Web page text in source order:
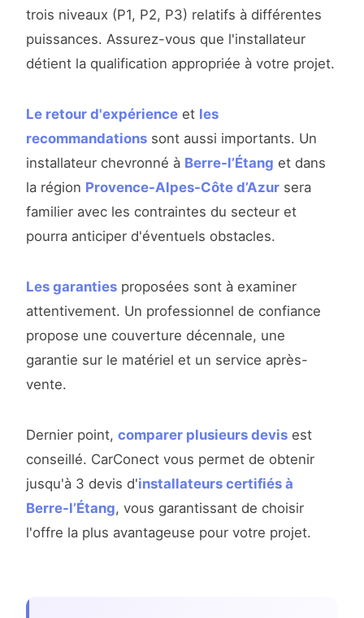
trois niveaux (P1, P2, P3) relatifs à différentes
puissances. Assurez-vous que l'installateur
détient la qualification appropriée à votre projet.
Le retour d'expérience et les
recommandations sont aussi importants. Un
installateur chevronné à Berre-l’Étang et dans
la région Provence-Alpes-Côte d’Azur sera
familier avec les contraintes du secteur et
pourra anticiper d'éventuels obstacles.
Les garanties proposées sont à examiner
attentivement. Un professionnel de confiance
propose une couverture décennale, une
garantie sur le matériel et un service après-
vente.
Dernier point, comparer plusieurs devis est
conseillé. CarConect vous permet de obtenir
jusqu'à 3 devis d'installateurs certifiés à
Berre-l’Étang, vous garantissant de choisir
l'offre la plus avantageuse pour votre projet.